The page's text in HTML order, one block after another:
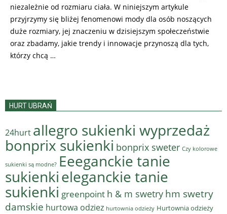
niezależnie od rozmiaru ciała. W niniejszym artykule
przyjrzymy się bliżej fenomenowi mody dla osób noszących
duże rozmiary, jej znaczeniu w dzisiejszym społeczeństwie
oraz zbadamy, jakie trendy i innowacje przynoszą dla tych,
którzy chcą …
HURT UBRAŃ
24hurt allegro sukienki wyprzedaż
bonprix sukienki bonprix sweter Czy kolorowe
sukienki są modne? Eeeganckie tanie
sukienkieleganckie tanie
sukienki greenpoint h & m swetry hm swetry
damskie hurtowa odziez hurtownia odzieży Hurtownia odzieży